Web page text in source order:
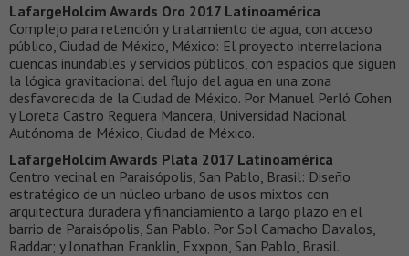
LafargeHolcim Awards Oro 2017 Latinoamérica
Complejo para retención y tratamiento de agua, con acceso
público, Ciudad de México, México: El proyecto interrelaciona
cuencas inundables y servicios públicos, con espacios que siguen
la lógica gravitacional del flujo del agua en una zona
desfavorecida de la Ciudad de México. Por Manuel Perló Cohen
y Loreta Castro Reguera Mancera, Universidad Nacional
Autónoma de México, Ciudad de México.
LafargeHolcim Awards Plata 2017 Latinoamérica
Centro vecinal en Paraisópolis, San Pablo, Brasil: Diseño
estratégico de un núcleo urbano de usos mixtos con
arquitectura duradera y financiamiento a largo plazo en el
barrio de Paraisópolis, San Pablo. Por Sol Camacho Davalos,
Raddar; y Jonathan Franklin, Exxpon, San Pablo, Brasil.